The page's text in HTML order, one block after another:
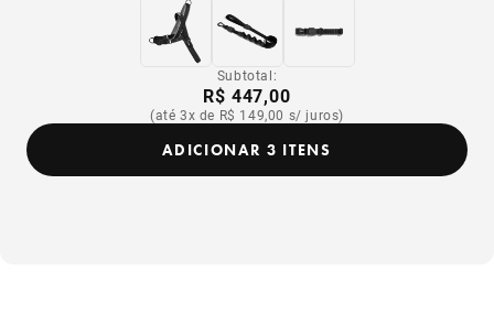
Subtotal:
R$ 447,00
(até 3x de R$ 149,00 s/ juros)
ADICIONAR 3 ITENS